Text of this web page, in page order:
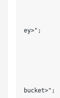
ey>";
bucket>";